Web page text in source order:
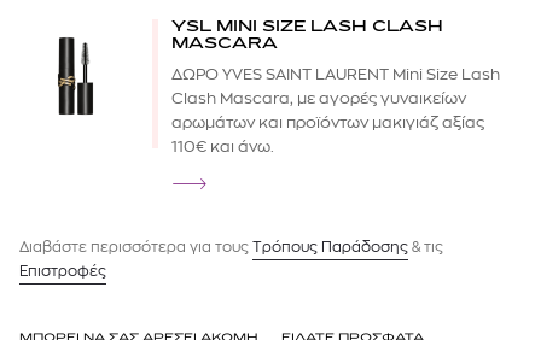
YSL MINI SIZE LASH CLASH
MASCARA
ΔΩΡΟ YVES SAINT LAURENT Mini Size Lash
Clash Mascara, με αγορές γυναικείων
αρωμάτων και προϊόντων μακιγιάζ αξίας
110€ και άνω.
Διαβάστε περισσότερα για τους Tρόπους Παράδοσης & τις
Επιστροφές